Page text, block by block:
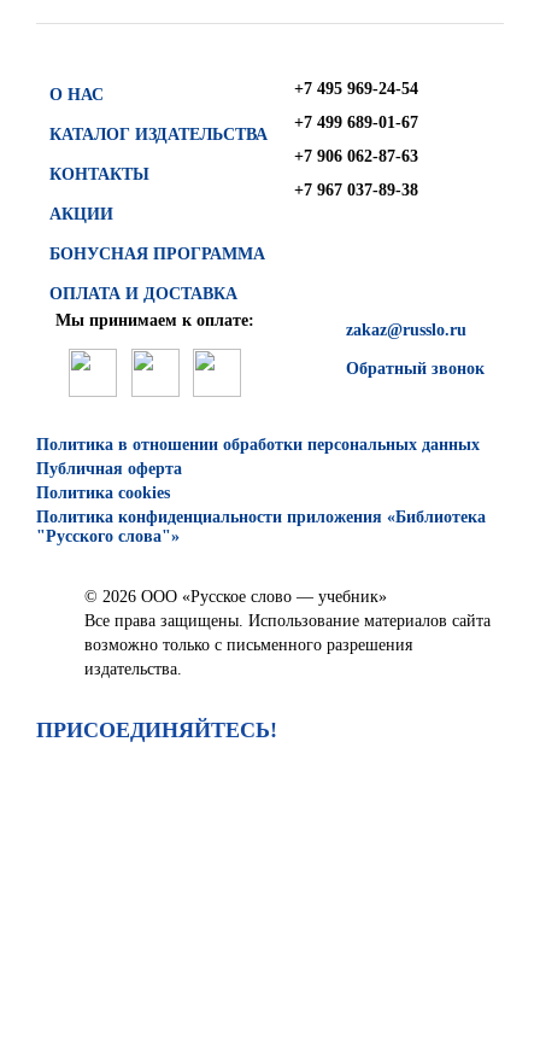
О НАС
КАТАЛОГ ИЗДАТЕЛЬСТВА
КОНТАКТЫ
АКЦИИ
БОНУСНАЯ ПРОГРАММА
ОПЛАТА И ДОСТАВКА
+7 495 969-24-54
+7 499 689-01-67
+7 906 062-87-63
+7 967 037-89-38
zakaz@russlo.ru
Обратный звонок
Мы принимаем к оплате:
Политика в отношении обработки персональных данных
Публичная оферта
Политика cookies
Политика конфиденциальности приложения «Библиотека
"Русского слова"»
© 2026 ООО «Русское слово — учебник»
Все права защищены. Использование материалов сайта
возможно только с письменного разрешения
издательства.
ПРИСОЕДИНЯЙТЕСЬ!